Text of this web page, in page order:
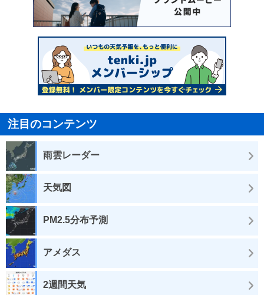
注目のコンテンツ
雨雲レーダー
天気図
PM2.5分布予測
アメダス
2週間天気